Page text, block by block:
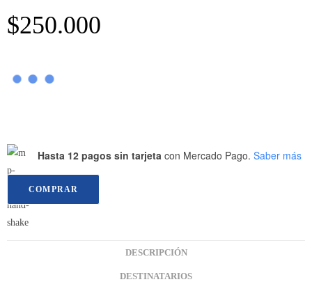
$250.000
Hasta 12 pagos sin tarjeta con Mercado Pago. Saber más
COMPRAR
DESCRIPCIÓN
DESTINATARIOS